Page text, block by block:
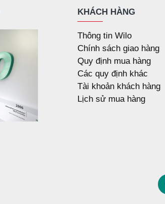
KHÁCH HÀNG
Thông tin Wilo
Chính sách giao hàng
Quy định mua hàng
Các quy định khác
Tài khoản khách hàng
Lịch sử mua hàng